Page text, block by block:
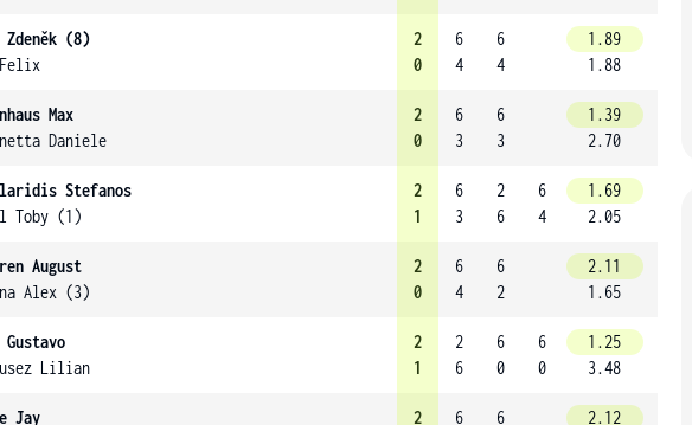
(8)
2
0
6
4
6
4
1.89
1.88
Max
Daniele
2
0
6
3
6
3
1.39
2.70
Stefanos
Toby (1)
2
1
6
3
2
6
6
4
1.69
2.05
August
Alex (3)
2
0
6
4
6
2
2.11
1.65
Gustavo
Lilian
2
1
2
6
6
0
6
0
1.25
3.48
Jay 2 6 6 2.12